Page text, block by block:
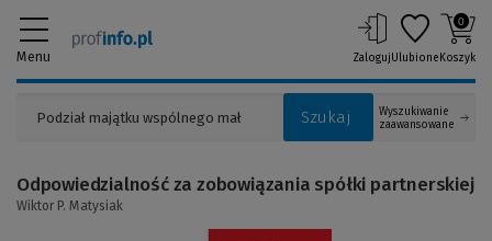
Menu
Szukaj
Wyszukiwanie
zaawansowane
ZalogujUlubione
0
Koszyk
Odpowiedzialność za zobowiązania spółki partnerskiej
Wiktor P. Matysiak